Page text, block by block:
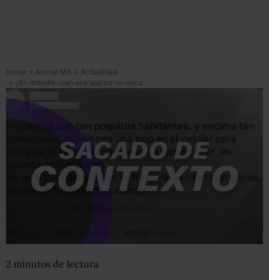
Home > Animal MX > Actualidad
>
¿En Islandia usan una app pa’ no encamarse entre parientes? ¡Falso! Ni que fuera ‘Game of Thrones’
2 minutos de lectura